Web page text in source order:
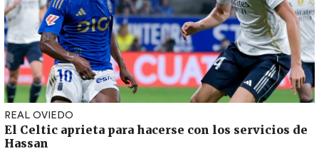
REAL OVIEDO
El Celtic aprieta para hacerse con los servicios de
Hassan